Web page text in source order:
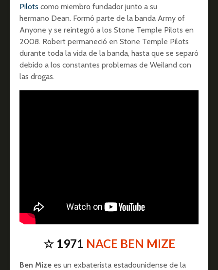
Pilots como miembro fundador junto a su
hermano Dean. Formó parte de la banda Army of
Anyone y se reintegró a los Stone Temple Pilots en
2008. Robert permaneció en Stone Temple Pilots
durante toda la vida de la banda, hasta que se separó
debido a los constantes problemas de Weiland con
las drogas.
☆ 1971 NACE BEN MIZE
Ben Mize es un exbaterista estadounidense de la